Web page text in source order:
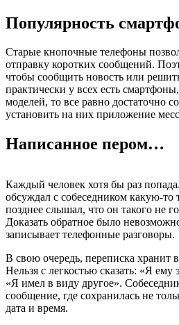
Популярность
Старые кнопочные телефоны
отправку коротких сообщений.
чтобы сообщить новость или
практически у всех есть
моделей, то все равно достаточно
установить на них приложение
Написанное пером…
Каждый человек хотя бы раз
обсуждал с собеседником какую-то
позднее слышал, что он такого не
Доказать обратное было
записывает телефонные разговоры.
В свою очередь, переписка хранит
Нельзя с легкостью сказать: «Я ему
«Я имел в виду другое».
сообщение, где сохранилась не
дата и время.